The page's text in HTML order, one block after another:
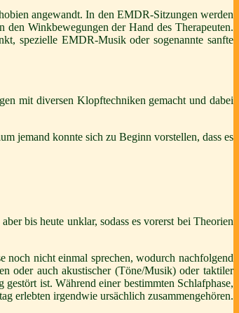
angewandt. In den EMDR-Sitzungen werden
Winkbewegungen der Hand des Therapeuten.
spezielle EMDR-Musik oder sogenannte sanfte
mit diversen Klopftechniken gemacht und dabei
jemand konnte sich zu Beginn vorstellen, dass es
bis heute unklar, sodass es vorerst bei Theorien
noch nicht einmal sprechen, wodurch nachfolgend
oder auch akustischer (Töne/Musik) oder taktiler
ist. Während einer bestimmten Schlafphase,
erlebten irgendwie ursächlich zusammengehören.